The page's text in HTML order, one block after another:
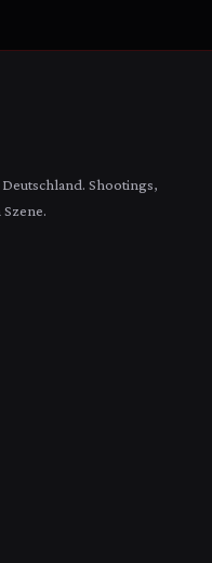
Shootings,